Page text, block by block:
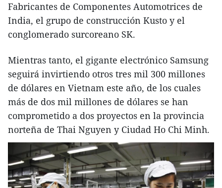
Fabricantes de Componentes Automotrices de
India, el grupo de construcción Kusto y el
conglomerado surcoreano SK.
Mientras tanto, el gigante electrónico Samsung
seguirá invirtiendo otros tres mil 300 millones
de dólares en Vietnam este año, de los cuales
más de dos mil millones de dólares se han
comprometido a dos proyectos en la provincia
norteña de Thai Nguyen y Ciudad Ho Chi Minh.